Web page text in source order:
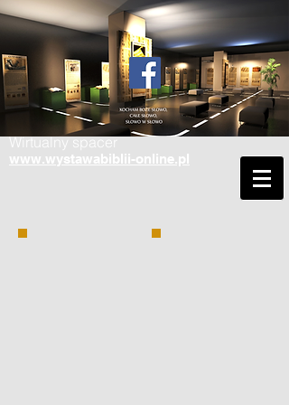
Wirtualny spacer
www.wystawabiblii-online.pl